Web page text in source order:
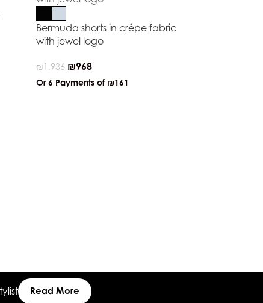
Bermuda shorts in crêpe fabric
with jewel logo
₪1,936 ₪968
Or 6 Payments of ₪161
Read More